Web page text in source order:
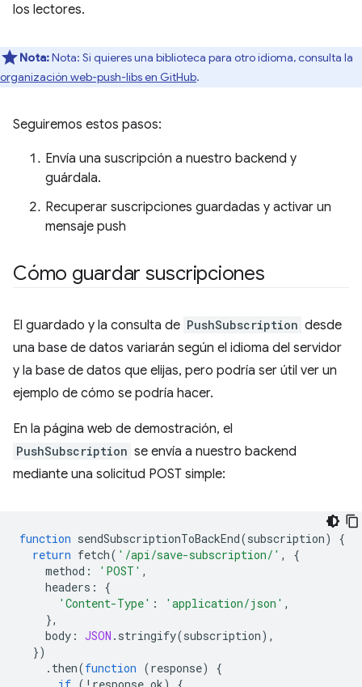
los lectores.
Nota:Nota: Si quieres una biblioteca para otro idioma, consulta la
organización web-push-libs en GitHub.
Seguiremos estos pasos:
Envía una suscripción a nuestro backend y
guárdala.
Recuperar suscripciones guardadas y activar un
mensaje push
Cómo guardar suscripciones
El guardado y la consulta de PushSubscription desde
una base de datos variarán según el idioma del servidor
y la base de datos que elijas, pero podría ser útil ver un
ejemplo de cómo se podría hacer.
En la página web de demostración, el
PushSubscription se envía a nuestro backend
mediante una solicitud POST simple:
function sendSubscriptionToBackEnd(subscription)
{
return fetch( '/api/save-subscription/' ,
{
method : 'POST' ,
headers :
{
'Content-Type' : 'application/json' ,
},
body : JSON . stringify(subscription),
})
. then(function (response)
{